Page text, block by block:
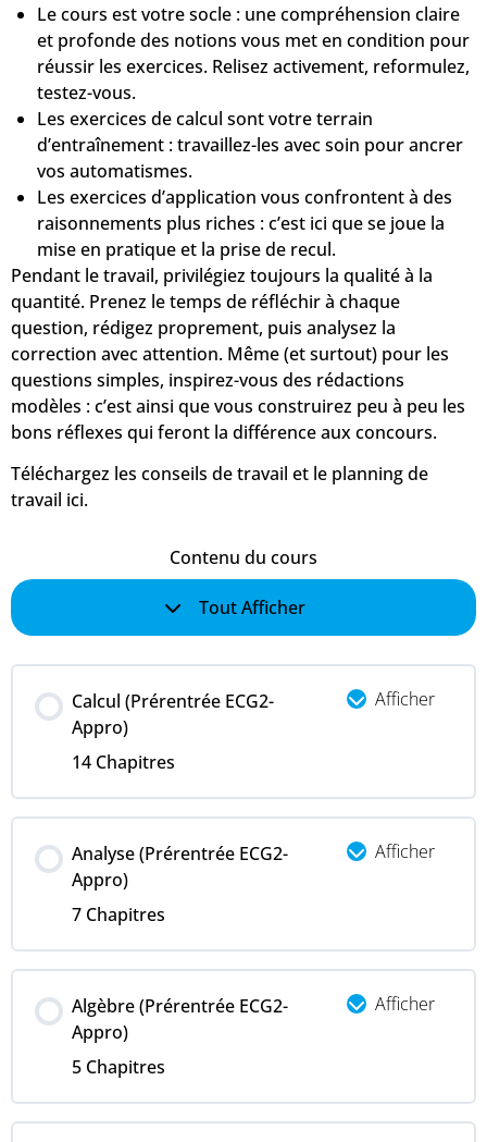
Le cours est votre socle : une compréhension claire
et profonde des notions vous met en condition pour
réussir les exercices. Relisez activement, reformulez,
testez-vous.
Les exercices de calcul sont votre terrain
d’entraînement : travaillez-les avec soin pour ancrer
vos automatismes.
Les exercices d’application vous confrontent à des
raisonnements plus riches : c’est ici que se joue la
mise en pratique et la prise de recul.
Pendant le travail, privilégiez toujours la qualité à la
quantité. Prenez le temps de réfléchir à chaque
question, rédigez proprement, puis analysez la
correction avec attention. Même (et surtout) pour les
questions simples, inspirez-vous des rédactions
modèles : c’est ainsi que vous construirez peu à peu les
bons réflexes qui feront la différence aux concours.
Téléchargez les conseils de travail et le planning de
travail ici.
Contenu du cours
Tout Afficher
Calcul (Prérentrée ECG2-
Appro)
14 Chapitres
Afficher
Analyse (Prérentrée ECG2-
Appro)
7 Chapitres
Afficher
Algèbre (Prérentrée ECG2-
Appro)
5 Chapitres
Afficher